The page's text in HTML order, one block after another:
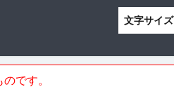
文字サイズ
です。